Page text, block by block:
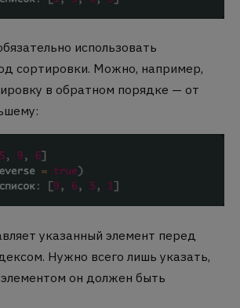
использовать
сортировки. Можно, например,
в обратном порядке — от
указанный элемент перед
Нужно всего лишь указать,
он должен быть